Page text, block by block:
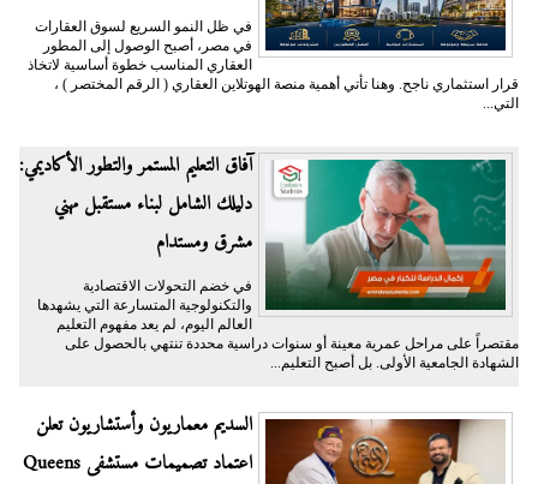
في ظل النمو السريع لسوق العقارات
في مصر، أصبح الوصول إلى المطور
العقاري المناسب خطوة أساسية لاتخاذ
قرار استثماري ناجح. وهنا تأتي أهمية منصة الهوتلاين العقاري ( الرقم المختصر ) ،
التي...
آفاق التعليم المستمر والتطور الأكاديمي:
دليلك الشامل لبناء مستقبل مهني
مشرق ومستدام
في خضم التحولات الاقتصادية
والتكنولوجية المتسارعة التي يشهدها
العالم اليوم، لم يعد مفهوم التعليم
مقتصراً على مراحل عمرية معينة أو سنوات دراسية محددة تنتهي بالحصول على
الشهادة الجامعية الأولى. بل أصبح التعليم...
السديم معماريون وأستشاريون تعلن
اعتماد تصميمات مستشفى Queens